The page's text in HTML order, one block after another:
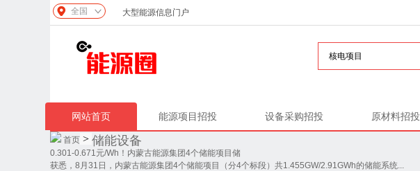
全国 大型能源信息门户
网站首页 能源项目招投 设备采购招投 原材料招投
首页 > 储能设备
0.301-0.671元/Wh！内蒙古能源集团4个储能项目储
获悉，8月31日，内蒙古能源集团4个储能项目（分4个标段）共1.455GW/2.91GWh的储能系统...